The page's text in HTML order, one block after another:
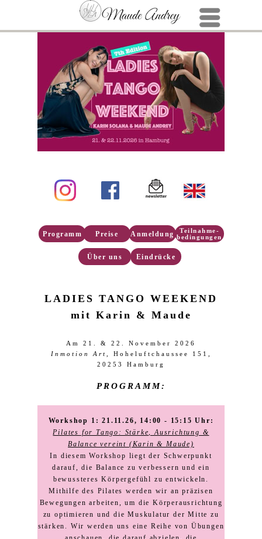
Über uns Eindrücke
Programm Preise Anmeldung
Teilnahme-
bedingungen
LADIES TANGO WEEKEND
mit Karin & Maude
Am 21. & 22. November 2026
Inmotion Art
, Hoheluftchaussee 151,
20253 Hamburg
PROGRAMM:
Workshop 1: 21.11.26, 14:00 - 15:15 Uhr:
Pilates for Tango: Stärke, Ausrichtung &
Balance vereint (Karin & Maude)
In diesem Workshop liegt der Schwerpunkt
darauf, die Balance zu verbessern und ein
bewussteres Körpergefühl zu entwickeln.
Mithilfe des Pilates werden wir an präzisen
Bewegungen arbeiten, um die Körperausrichtung
zu optimieren und die Muskulatur der Mitte zu
stärken. Wir werden uns eine Reihe von Übungen